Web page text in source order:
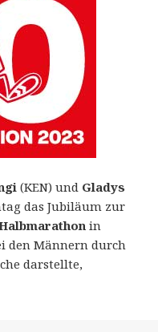
(KEN) und Gladys
das Jubiläum zur
in
den Männern durch
darstellte,
Mailand (ITA) am 19.